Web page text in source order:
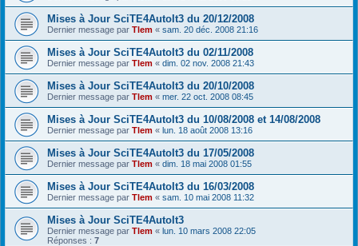
Mises à Jour SciTE4AutoIt3 du 20/12/2008
Dernier message par Tlem « sam. 20 déc. 2008 21:16
Mises à Jour SciTE4AutoIt3 du 02/11/2008
Dernier message par Tlem « dim. 02 nov. 2008 21:43
Mises à Jour SciTE4AutoIt3 du 20/10/2008
Dernier message par Tlem « mer. 22 oct. 2008 08:45
Mises à Jour SciTE4AutoIt3 du 10/08/2008 et 14/08/2008
Dernier message par Tlem « lun. 18 août 2008 13:16
Mises à Jour SciTE4AutoIt3 du 17/05/2008
Dernier message par Tlem « dim. 18 mai 2008 01:55
Mises à Jour SciTE4AutoIt3 du 16/03/2008
Dernier message par Tlem « sam. 10 mai 2008 11:32
Mises à Jour SciTE4AutoIt3
Dernier message par Tlem « lun. 10 mars 2008 22:05
Réponses : 7